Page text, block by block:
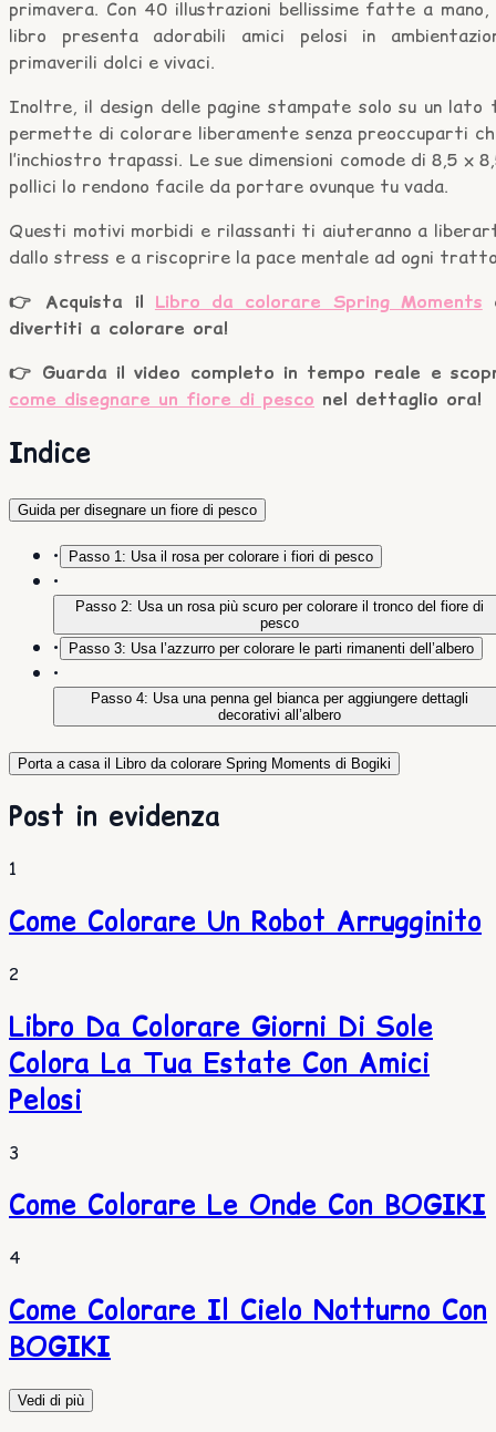
primavera. Con 40 illustrazioni bellissime fatte a mano,
libro presenta adorabili amici pelosi in
primaverili dolci e vivaci.
Inoltre, il design delle pagine stampate solo su un lato
permette di colorare liberamente senza preoccuparti
l’inchiostro trapassi. Le sue dimensioni comode di 8,5 x
pollici lo rendono facile da portare ovunque tu vada.
Questi motivi morbidi e rilassanti ti aiuteranno a
dallo stress e a riscoprire la pace mentale ad ogni
👉 Acquista il Libro da colorare Spring Moments
divertiti a colorare ora!
👉 Guarda il video completo in tempo reale e
come disegnare un fiore di pesco nel dettaglio ora!
Indice
Guida per disegnare un fiore di pesco
• Passo 1: Usa il rosa per colorare i fiori di pesco
•
Passo 2: Usa un rosa più scuro per colorare il tronco del fiore di
pesco
• Passo 3: Usa l’azzurro per colorare le parti rimanenti dell’albero
•
Passo 4: Usa una penna gel bianca per aggiungere dettagli
decorativi all’albero
Porta a casa il Libro da colorare Spring Moments di Bogiki
Post in evidenza
1
Come Colorare Un Robot Arrugginito
2
Libro Da Colorare Giorni Di Sole
Colora La Tua Estate Con Amici
Pelosi
3
Come Colorare Le Onde Con BOGIKI
4
Come Colorare Il Cielo Notturno Con
BOGIKI
Vedi di più